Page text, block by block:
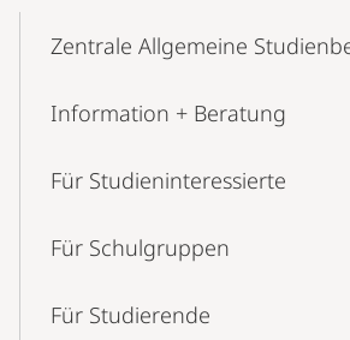
NavigationZentrale Allgemeine
Information + Beratung
Für Studien­interessierte
Für Schulgruppen
Für Studierende